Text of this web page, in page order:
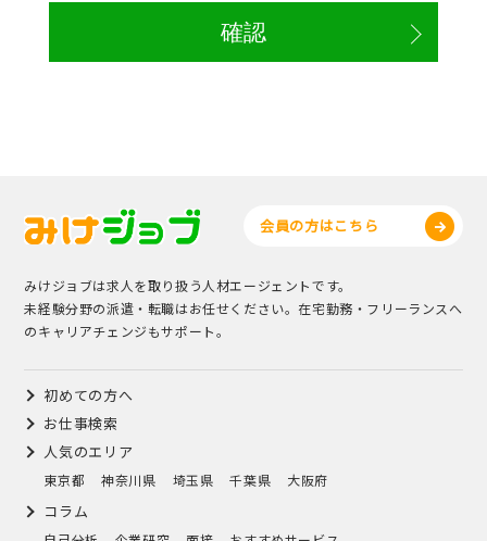
会員の方はこちら
みけジョブは求人を取り扱う人材エージェントです。
未経験分野の派遣・転職はお任せください。在宅勤務・フリーランスへ
のキャリアチェンジもサポート。
初めての方へ
お仕事検索
人気のエリア
東京都 神奈川県 埼玉県 千葉県 大阪府
コラム